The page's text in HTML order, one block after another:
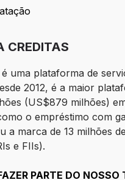
CREDITAS
é uma plataforma de
2012, é a maior
(US$879 milhões)
o empréstimo com
a marca de 13 milhões
e FIIs).
PARTE DO NOSSO